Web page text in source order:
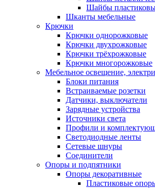
Шайбы
Шканты мебельные
Крючки
Крючки однорожковые
Крючки двухрожковые
Крючки трёхрожковые
Крючки многорожковые
Мебельное освещение,
Блоки питания
Встраиваемые розетки
Датчики, выключатели
Зарядные устройства
Источники света
Профили и
Светодиодные ленты
Сетевые шнуры
Соединители
Опоры и подпятники
Опоры декоративные
Пластиковые